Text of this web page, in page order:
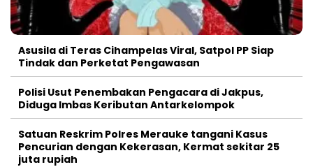
Asusila di Teras Cihampelas Viral, Satpol PP Siap
Tindak dan Perketat Pengawasan
Polisi Usut Penembakan Pengacara di Jakpus,
Diduga Imbas Keributan Antarkelompok
Satuan Reskrim Polres Merauke tangani Kasus
Pencurian dengan Kekerasan, Kermat sekitar 25
juta rupiah